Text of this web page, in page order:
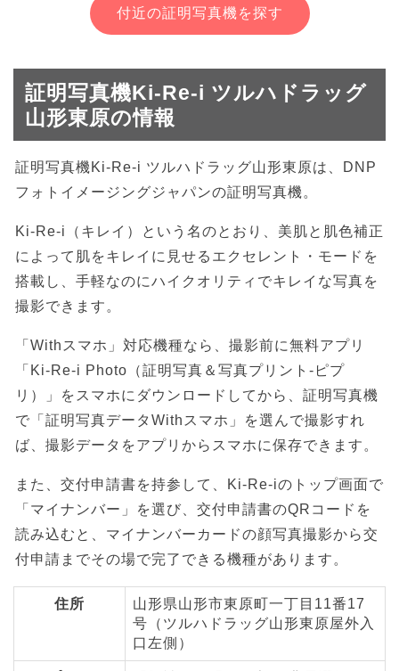
付近の証明写真機を探す
証明写真機Ki-Re-i ツルハドラッグ
山形東原の情報
証明写真機Ki-Re-i ツルハドラッグ山形東原は、DNP
フォトイメージングジャパンの証明写真機。
Ki-Re-i（キレイ）という名のとおり、美肌と肌色補正
によって肌をキレイに見せるエクセレント・モードを
搭載し、手軽なのにハイクオリティでキレイな写真を
撮影できます。
「Withスマホ」対応機種なら、撮影前に無料アプリ
「Ki-Re-i Photo（証明写真＆写真プリント-ピプ
リ）」をスマホにダウンロードしてから、証明写真機
で「証明写真データWithスマホ」を選んで撮影すれ
ば、撮影データをアプリからスマホに保存できます。
また、交付申請書を持参して、Ki-Re-iのトップ画面で
「マイナンバー」を選び、交付申請書のQRコードを
読み込むと、マイナンバーカードの顔写真撮影から交
付申請までその場で完了できる機種があります。
住所
山形県山形市東原町一丁目11番17
号（ツルハドラッグ山形東原屋外入
口左側）